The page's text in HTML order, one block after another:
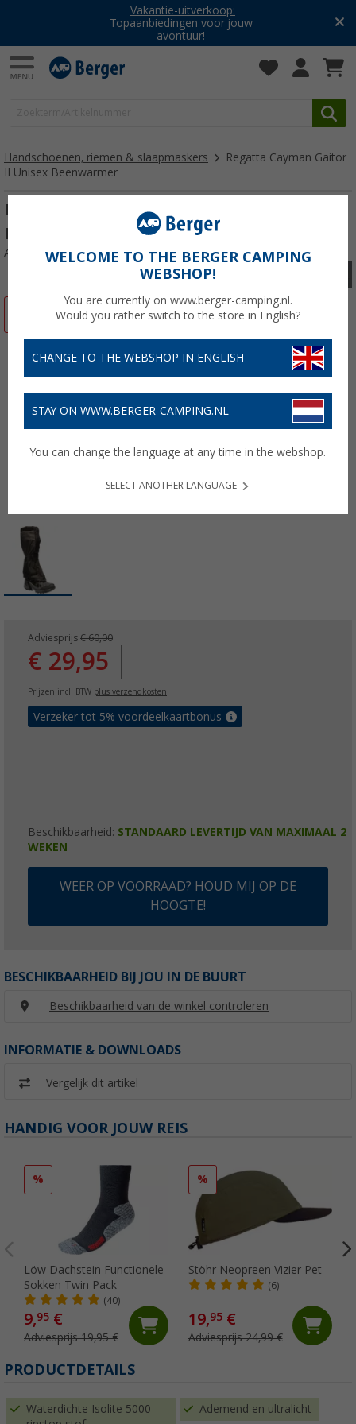
Vakantie-uitverkoop:
Topaanbiedingen voor jouw
avontuur!
Handschoenen, riemen & slaapmaskers
Regatta Cayman Gaitor
II Unisex Beenwarmer
Regatta Cayman Gaitor II Unisex
Beenwarmer
Artikelnr: 600727L-XL
-50%
Adviesprijs € 60,00
€ 29,95
Prijzen incl. BTW plus verzendkosten
Verzeker tot 5% voordeelkaartbonus
Beschikbaarheid: STANDAARD LEVERTIJD VAN MAXIMAAL 2
WEKEN
WEER OP VOORRAAD? HOUD MIJ OP DE
HOOGTE!
BESCHIKBAARHEID BIJ JOU IN DE BUURT
Beschikbaarheid van de winkel controleren
INFORMATIE & DOWNLOADS
Vergelijk dit artikel
HANDIG VOOR JOUW REIS
%
Löw Dachstein Functionele
Sokken Twin Pack
(40)
9,95 €
Adviesprijs 19,95 €
%
Stöhr Neopreen Vizier Pet
(6)
19,95€
Adviesprijs 24,99 €
PRODUCTDETAILS
Waterdichte Isolite 5000
Ademend en ultralicht
WELCOME TO THE BERGER CAMPING
WEBSHOP!
You are currently on www.berger-camping.nl.
Would you rather switch to the store in English?
CHANGE TO THE WEBSHOP IN ENGLISH
STAY ON WWW.BERGER-CAMPING.NL
You can change the language at any time in the webshop.
SELECT ANOTHER LANGUAGE